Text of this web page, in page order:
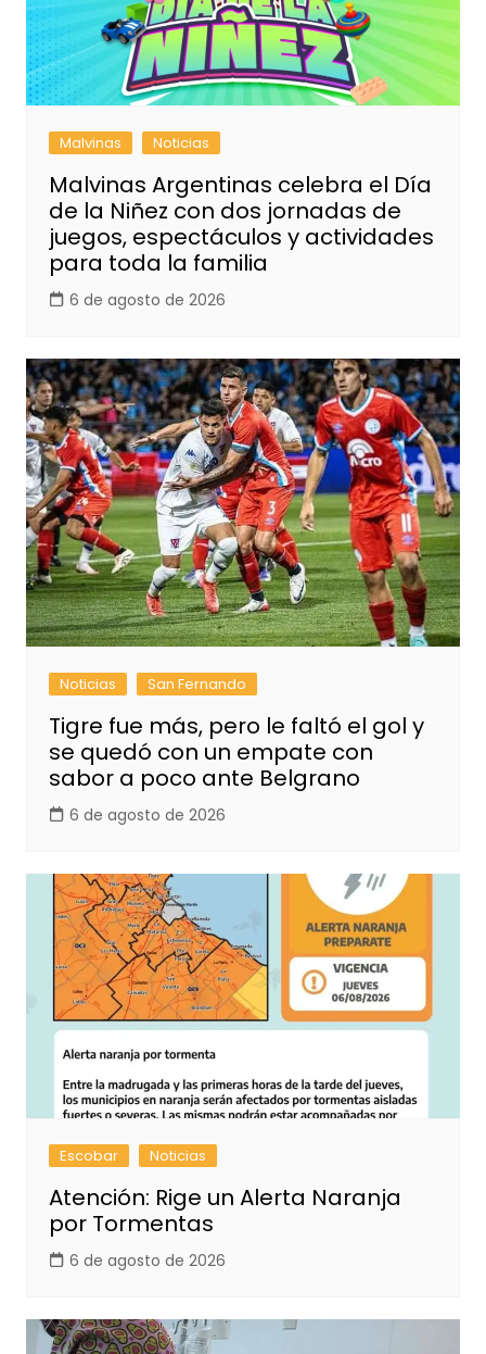
Malvinas Noticias
Malvinas Argentinas celebra el Día
de la Niñez con dos jornadas de
juegos, espectáculos y actividades
para toda la familia
6 de agosto de 2026
Noticias San Fernando
Tigre fue más, pero le faltó el gol y
se quedó con un empate con
sabor a poco ante Belgrano
6 de agosto de 2026
Escobar Noticias
Atención: Rige un Alerta Naranja
por Tormentas
6 de agosto de 2026